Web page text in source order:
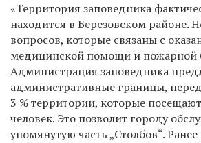
«Территория заповедника
находится в Березовском районе.
вопросов, которые связаны с
медицинской помощи и пожарной
Администрация заповедника
административные границы,
3 % территории, которые
человек. Это позволит городу
упомянутую часть „Столбов“.